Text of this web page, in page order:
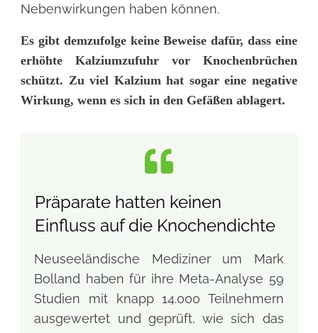
Nebenwirkungen haben können.
Es gibt demzufolge keine Beweise dafür, dass eine
erhöhte Kalziumzufuhr vor Knochenbrüchen
schützt. Zu viel Kalzium hat sogar eine negative
Wirkung, wenn es sich in den Gefäßen ablagert.
Präparate hatten keinen
Einfluss auf die Knochendichte
Neuseeländische Mediziner um Mark
Bolland haben für ihre Meta-Analyse 59
Studien mit knapp 14.000 Teilnehmern
ausgewertet und geprüft, wie sich das